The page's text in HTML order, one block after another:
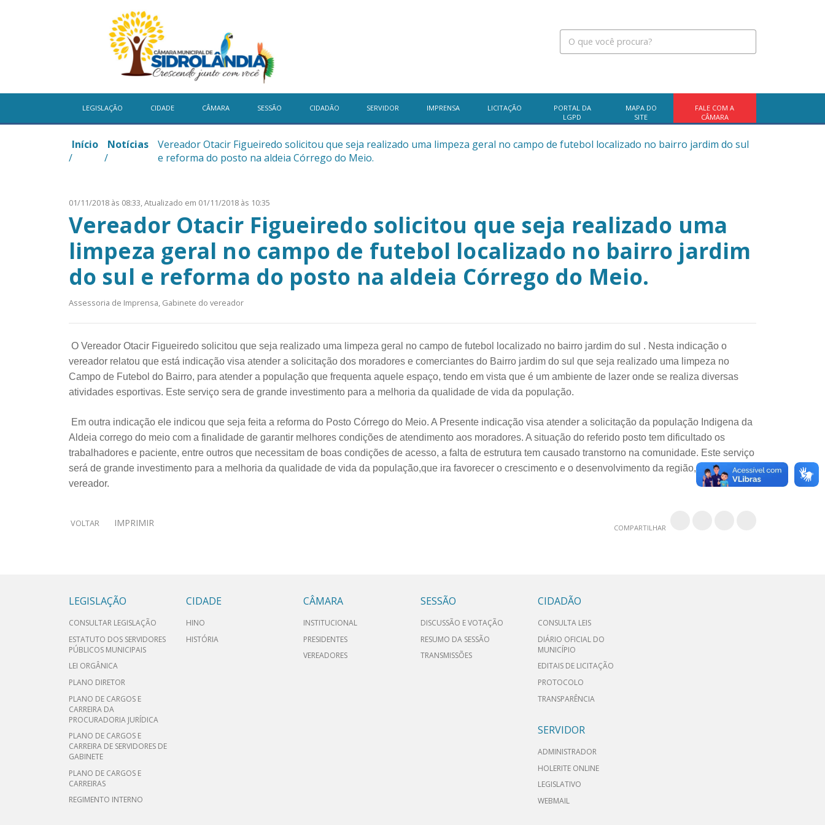
LEGISLAÇÃO CIDADE CÂMARA SESSÃO CIDADÃO SERVIDOR IMPRENSA LICITAÇÃO
PORTAL DA
LGPD
MAPA DO
SITE
FALE COM A
CÂMARA
Início
/
Notícias
/
Vereador Otacir Figueiredo solicitou que seja realizado uma limpeza geral no campo de futebol localizado no bairro jardim do sul
e reforma do posto na aldeia Córrego do Meio.
01/11/2018 às 08:33,Atualizado em 01/11/2018 às 10:35
Vereador Otacir Figueiredo solicitou que seja realizado uma
limpeza geral no campo de futebol localizado no bairro jardim
do sul e reforma do posto na aldeia Córrego do Meio.
Assessoria de Imprensa, Gabinete do vereador
O Vereador Otacir Figueiredo solicitou que seja realizado uma limpeza geral no campo de futebol localizado no bairro jardim do sul . Nesta indicação o
vereador relatou que está indicação visa atender a solicitação dos moradores e comerciantes do Bairro jardim do sul que seja realizado uma limpeza no
Campo de Futebol do Bairro, para atender a população que frequenta aquele espaço, tendo em vista que é um ambiente de lazer onde se realiza diversas
atividades esportivas. Este serviço sera de grande investimento para a melhoria da qualidade de vida da população.
Em outra indicação ele indicou que seja feita a reforma do Posto Córrego do Meio. A Presente indicação visa atender a solicitação da população Indigena da
Aldeia corrego do meio com a finalidade de garantir melhores condições de atendimento aos moradores. A situação do referido posto tem dificultado os
trabalhadores e paciente, entre outros que necessitam de boas condições de acesso, a falta de estrutura tem causado transtorno na comunidade. Este serviço
será de grande investimento para a melhoria da qualidade de vida da população,que ira favorecer o crescimento e o desenvolvimento da região, concluiu o
vereador.
VOLTAR IMPRIMIR COMPARTILHAR
LEGISLAÇÃO
CONSULTAR LEGISLAÇÃO
ESTATUTO DOS SERVIDORES
PÚBLICOS MUNICIPAIS
LEI ORGÂNICA
PLANO DIRETOR
PLANO DE CARGOS E
CARREIRA DA
PROCURADORIA JURÍDICA
PLANO DE CARGOS E
CARREIRA DE SERVIDORES DE
GABINETE
PLANO DE CARGOS E
CARREIRAS
REGIMENTO INTERNO
CIDADE
HINO
HISTÓRIA
CÂMARA
INSTITUCIONAL
PRESIDENTES
VEREADORES
SESSÃO
DISCUSSÃO E VOTAÇÃO
RESUMO DA SESSÃO
TRANSMISSÕES
CIDADÃO
CONSULTA LEIS
DIÁRIO OFICIAL DO
MUNICÍPIO
EDITAIS DE LICITAÇÃO
PROTOCOLO
TRANSPARÊNCIA
SERVIDOR
ADMINISTRADOR
HOLERITE ONLINE
LEGISLATIVO
WEBMAIL